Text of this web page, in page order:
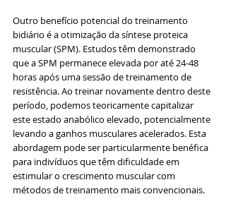
Outro benefício potencial do treinamento
bidiário é a otimização da síntese proteica
muscular (SPM). Estudos têm demonstrado
que a SPM permanece elevada por até 24-48
horas após uma sessão de treinamento de
resistência. Ao treinar novamente dentro deste
período, podemos teoricamente capitalizar
este estado anabólico elevado, potencialmente
levando a ganhos musculares acelerados. Esta
abordagem pode ser particularmente benéfica
para indivíduos que têm dificuldade em
estimular o crescimento muscular com
métodos de treinamento mais convencionais.